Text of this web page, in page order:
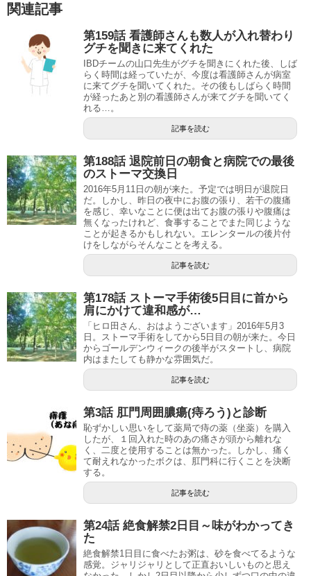
関連記事
第159話 看護師さんも数人が入れ替わり
グチを聞きに来てくれた
IBDチームの山口先生がグチを聞きにくれた後、しば
らく時間は経っていたが、今度は看護師さんが病室
に来てグチを聞いてくれた。その後もしばらく時間
が経ったあと別の看護師さんが来てグチを聞いてく
れる…。
記事を読む
第188話 退院前日の朝食と病院での最後
のストーマ交換日
2016年5月11日の朝が来た。予定では明日が退院日
だ。しかし、昨日の夜中にお腹の張り、若干の腹痛
を感じ、幸いなことに便は出てお腹の張りや腹痛は
無くなったけれど、食事することでまた同じような
ことが起きるかもしれない。エレンタールの後片付
けをしながらそんなことを考える。
記事を読む
第178話 ストーマ手術後5日目に首から
肩にかけて違和感が…
「ヒロ田さん、おはようございます」2016年5月3
日。ストーマ手術をしてから5日目の朝が来た。今日
からゴールデンウィークの後半がスタートし、病院
内はまたしても静かな雰囲気だ。
記事を読む
第3話 肛門周囲膿瘍(痔ろう)と診断
恥ずかしい思いをして薬局で痔の薬（坐薬）を購入
したが、１回入れた時のあの痛さが頭から離れな
く、二度と使用することは無かった。しかし、痛く
て耐えれなかったボクは、肛門科に行くことを決断
する。
記事を読む
第24話 絶食解禁2日目～味がわかってき
た
絶食解禁1日目に食べたお粥は、砂を食べてるような
感覚。ジャリジャリとして正直おいしいものと思え